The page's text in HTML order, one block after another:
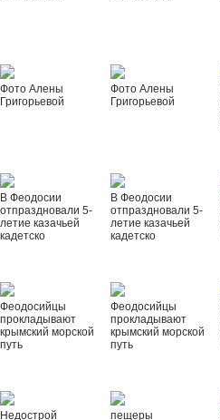
Фото Алены
Григорьевой
Фото Алены
Григорьевой
В Феодосии
отпраздновали 5-
летие казачьей
кадетско
В Феодосии
отпраздновали 5-
летие казачьей
кадетско
Феодосийцы
прокладывают
крымский морской
путь
Феодосийцы
прокладывают
крымский морской
путь
Недострой
пещеры